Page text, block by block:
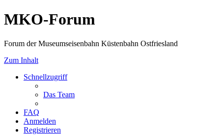
MKO-Forum
Forum der Museumseisenbahn Küstenbahn Ostfriesland
Zum Inhalt
Schnellzugriff
Das Team
FAQ
Anmelden
Registrieren